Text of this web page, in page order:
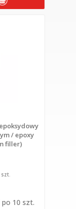
epoksydowy
/ epoxy
filler)
szt.
po 10 szt.